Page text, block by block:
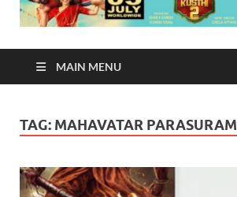
MAIN MENU
TAG: MAHAVATAR PARASURAM